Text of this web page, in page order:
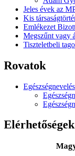
Jeles évek az
Kis
Emlékezet
Megszűnt vagy
Tiszteletbeli
Rovatok
Egészségnevelés
Elérhetőségek